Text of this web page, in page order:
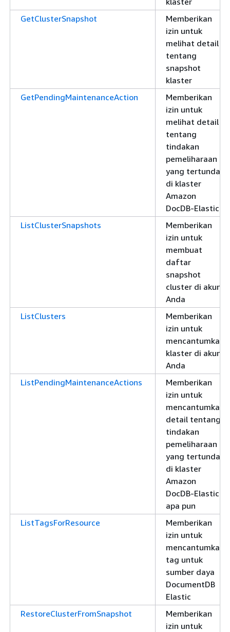
GetClusterSnapshot
Memberikan
izin untuk
melihat detail
tentang
snapshot
klaster
GetPendingMaintenanceAction
Memberikan
izin untuk
melihat detail
tentang
tindakan
pemeliharaan
yang tertunda
di klaster
Amazon
DocDB-Elastic
ListClusterSnapshots
Memberikan
izin untuk
membuat
daftar
snapshot
cluster di akun
Anda
ListClusters
Memberikan
izin untuk
mencantumkan
klaster di akun
Anda
ListPendingMaintenanceActions
Memberikan
izin untuk
mencantumkan
detail tentang
tindakan
pemeliharaan
yang tertunda
di klaster
Amazon
DocDB-Elastic
apa pun
ListTagsForResource
Memberikan
izin untuk
mencantumkan
tag untuk
sumber daya
DocumentDB
Elastic
RestoreClusterFromSnapshot
Memberikan
izin untuk